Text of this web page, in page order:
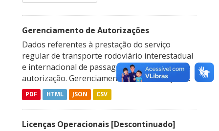
Gerenciamento de Autorizações
Dados referentes à prestação do serviço
regular de transporte rodoviário interestadual
e internacional de passageiros, sob regime de
autorização. Gerenciamento de Autorizações...
PDF HTML JSON CSV
Licenças Operacionais [Descontinuado]